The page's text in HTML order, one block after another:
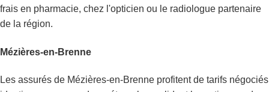
frais en pharmacie, chez l'opticien ou le radiologue partenaire
de la région.
Mézières-en-Brenne
Les assurés de Mézières-en-Brenne profitent de tarifs négociés